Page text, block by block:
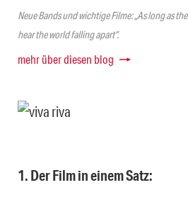
Neue Bands und wichtige Filme: „As long as
hear the world falling apart“.
mehr über diesen blog
1. Der Film in einem Satz: